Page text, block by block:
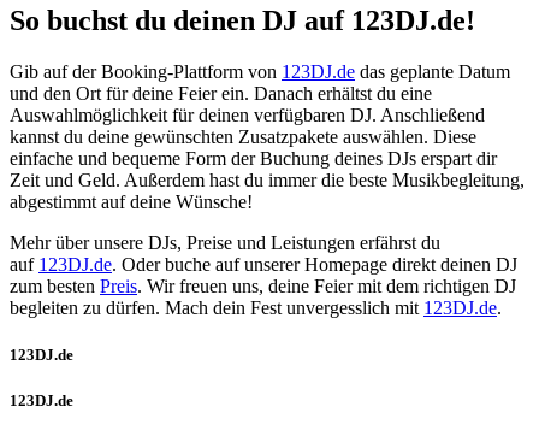
So buchst du deinen DJ auf 123DJ.de!
Gib auf der Booking-Plattform von 123DJ.de das geplante Datum
und den Ort für deine Feier ein. Danach erhältst du eine
Auswahlmöglichkeit für deinen verfügbaren DJ. Anschließend
kannst du deine gewünschten Zusatzpakete auswählen. Diese
einfache und bequeme Form der Buchung deines DJs erspart dir
Zeit und Geld. Außerdem hast du immer die beste Musikbegleitung,
abgestimmt auf deine Wünsche!
Mehr über unsere DJs, Preise und Leistungen erfährst du
auf 123DJ.de. Oder buche auf unserer Homepage direkt deinen DJ
zum besten Preis. Wir freuen uns, deine Feier mit dem richtigen DJ
begleiten zu dürfen. Mach dein Fest unvergesslich mit 123DJ.de.
123DJ.de
123DJ.de